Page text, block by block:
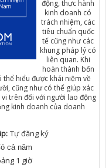
động, thực hành
kinh doanh có
trách nhiệm, các
tiêu chuẩn quốc
tế cũng như các
khung pháp lý có
liên quan. Khi
hoàn thành bốn
thể hiểu được khái niệm về
, cũng như có thể giúp xác
vi trên đối với người lao động
kinh doanh của doanh
Tựđăngký
cả năm
1 giờ